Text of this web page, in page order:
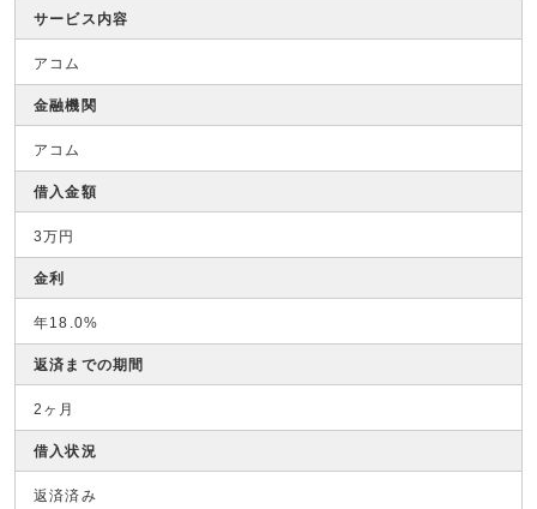
サービス内容
アコム
金融機関
アコム
借入金額
3万円
金利
年18.0%
返済までの期間
2ヶ月
借入状況
返済済み